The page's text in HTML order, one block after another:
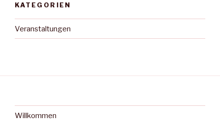
KATEGORIEN
Veranstaltungen
Willkommen